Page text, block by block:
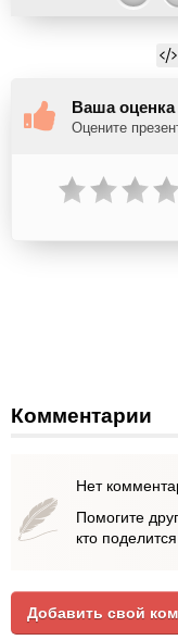
Ваша оценка
Оцените
Комментарии
Нет
Помогите
кто
Добавить свой